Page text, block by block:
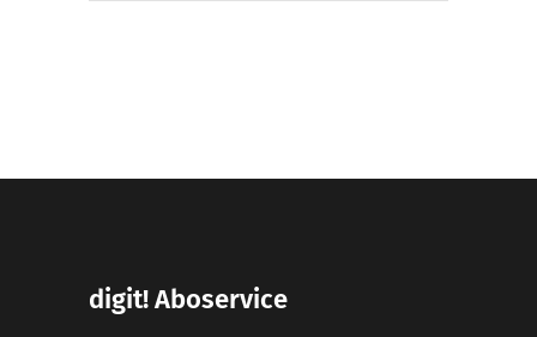
digit! Aboservice